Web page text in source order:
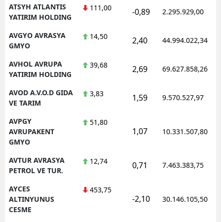
ATSYH ATLANTIS
YATIRIM HOLDING
111,00 -0,89 2.295.929,00
AVGYO AVRASYA
GMYO
14,50 2,40 44.994.022,34
AVHOL AVRUPA
YATIRIM HOLDING
39,68 2,69 69.627.858,26
AVOD A.V.O.D GIDA
VE TARIM
3,83 1,59 9.570.527,97
AVPGY
AVRUPAKENT
GMYO
51,80
1,07 10.331.507,80
AVTUR AVRASYA
PETROL VE TUR.
12,74 0,71 7.463.383,75
AYCES
ALTINYUNUS
CESME
453,75
-2,10 30.146.105,50